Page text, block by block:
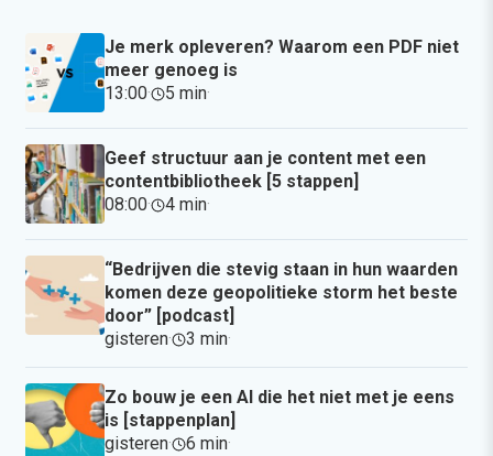
Je merk opleveren? Waarom een PDF niet
meer genoeg is
13:00· 5 min·
Geef structuur aan je content met een
contentbibliotheek [5 stappen]
08:00· 4 min·
“Bedrijven die stevig staan in hun waarden
komen deze geopolitieke storm het beste
door” [podcast]
gisteren· 3 min·
Zo bouw je een AI die het niet met je eens
is [stappenplan]
gisteren· 6 min·